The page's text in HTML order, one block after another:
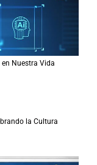
Nuestra Vida
la Cultura